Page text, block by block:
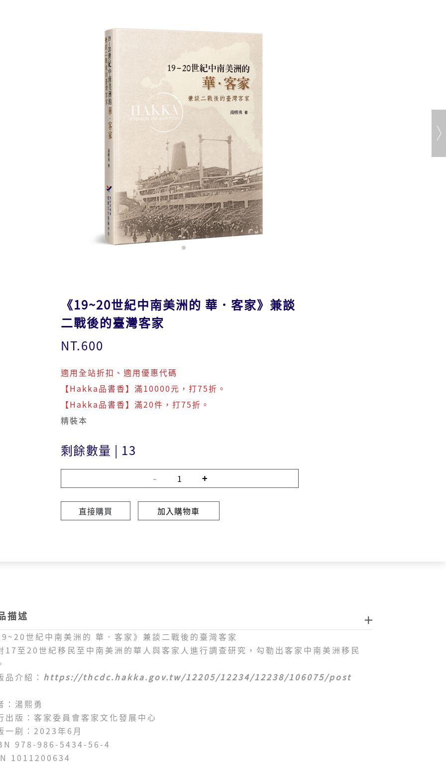
《19~20世紀中南美洲的 華．客家》兼談
二戰後的臺灣客家
NT.600
適用全站折扣、適用優惠代碼
【Hakka品書香】滿10000元，打75折。
【Hakka品書香】滿20件，打75折。
精裝本
剩餘數量 | 13
直接購買 加入購物車
描述
世紀中南美洲的 華．客家》兼談二戰後的臺灣客家
17至20世紀移民至中南美洲的華人與客家人進行調查研究，勾勒出客家中南美洲移民
品介紹： https://thcdc.hakka.gov.tw/12205/12234/12238/106075/post
：湯熙勇
出版：客家委員會客家文化發展中心
一刷：2023年6月
978-986-5434-56-4
1011200634